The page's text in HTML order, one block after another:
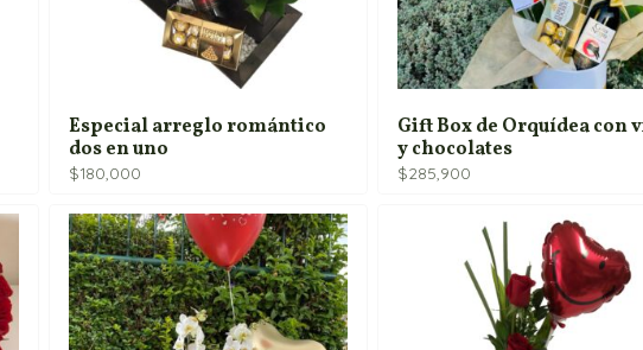
Especial arreglo romántico
dos en uno
$180,000
Gift Box de Orquídea con
y chocolates
$285,900